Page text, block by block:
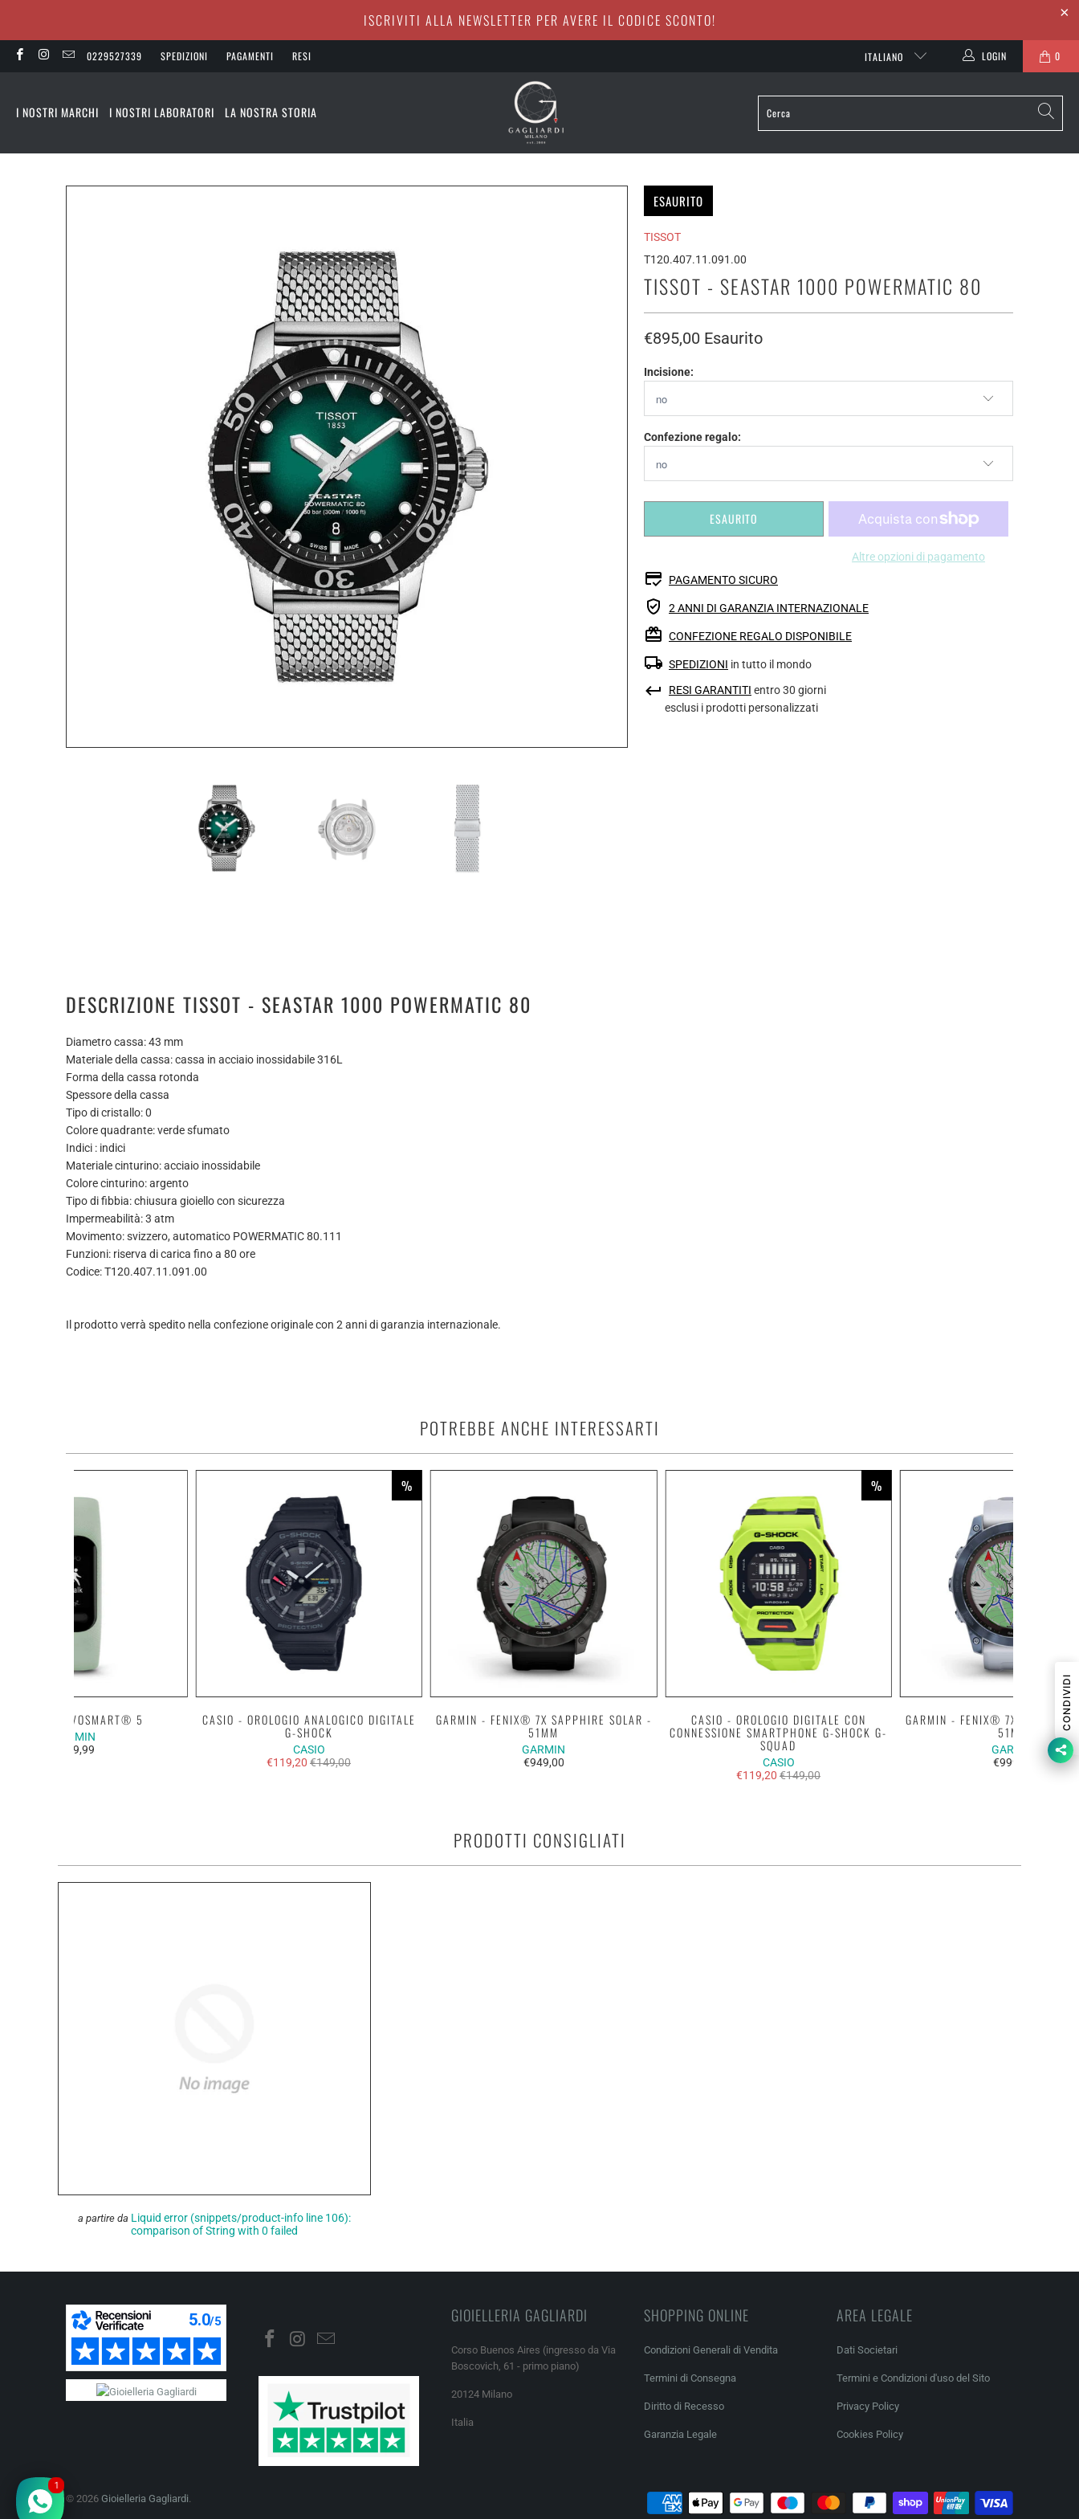
ISCRIVITI ALLA NEWSLETTER PER AVERE IL CODICE SCONTO!
0229527339 SPEDIZIONI PAGAMENTI RESI ITALIANO LOGIN 0
I NOSTRI MARCHI I NOSTRI LABORATORI LA NOSTRA STORIA
ESAURITO
TISSOT
T120.407.11.091.00
TISSOT - SEASTAR 1000 POWERMATIC 80
€895,00 Esaurito
Incisione:
Confezione regalo:
ESAURITO
Altre opzioni di pagamento
PAGAMENTO SICURO
2 ANNI DI GARANZIA INTERNAZIONALE
CONFEZIONE REGALO DISPONIBILE
SPEDIZIONI in tutto il mondo
RESI GARANTITI entro 30 giorni
esclusi i prodotti personalizzati
DESCRIZIONE TISSOT - SEASTAR 1000 POWERMATIC 80
Diametro cassa: 43 mm
Materiale della cassa: cassa in acciaio inossidabile 316L
Forma della cassa rotonda
Spessore della cassa
Tipo di cristallo: 0
Colore quadrante: verde sfumato
Indici : indici
Materiale cinturino: acciaio inossidabile
Colore cinturino: argento
Tipo di fibbia: chiusura gioiello con sicurezza
Impermeabilità: 3 atm
Movimento: svizzero, automatico POWERMATIC 80.111
Funzioni: riserva di carica fino a 80 ore
Codice: T120.407.11.091.00
Il prodotto verrà spedito nella confezione originale con 2 anni di garanzia internazionale.
POTREBBE ANCHE INTERESSARTI
GARMIN - FENIX® 7X SAPPHIRE SOLAR -
51MM
GARMIN
€949,00
%
CASIO - OROLOGIO DIGITALE CON
CONNESSIONE SMARTPHONE G-SHOCK G-
SQUAD
CASIO
€119,20€149,00
GARMIN - FENIX® 7X SAPPHIRE
51MM
GARMIN
€999,00
GARMIN - VÍVOSMART® 5
GARMIN
€149,99
%
CASIO - OROLOGIO ANALOGICO DIGITALE
G-SHOCK
CASIO
€119,20€149,00
PRODOTTI CONSIGLIATI
a partire da Liquid error (snippets/product-info line 106):
comparison of String with 0 failed
GIOIELLERIA GAGLIARDI
Corso Buenos Aires (ingresso da Via
Boscovich, 61 - primo piano)
20124 Milano
Italia
SHOPPING ONLINE
Condizioni Generali di Vendita
Termini di Consegna
Diritto di Recesso
Garanzia Legale
AREA LEGALE
Dati Societari
Termini e Condizioni d'uso del Sito
Privacy Policy
Cookies Policy
© 2026 Gioielleria Gagliardi
1
CONDIVIDI